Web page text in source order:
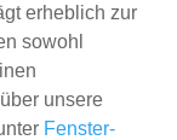
erheblich zur
sowohl
unsere
Fenster-